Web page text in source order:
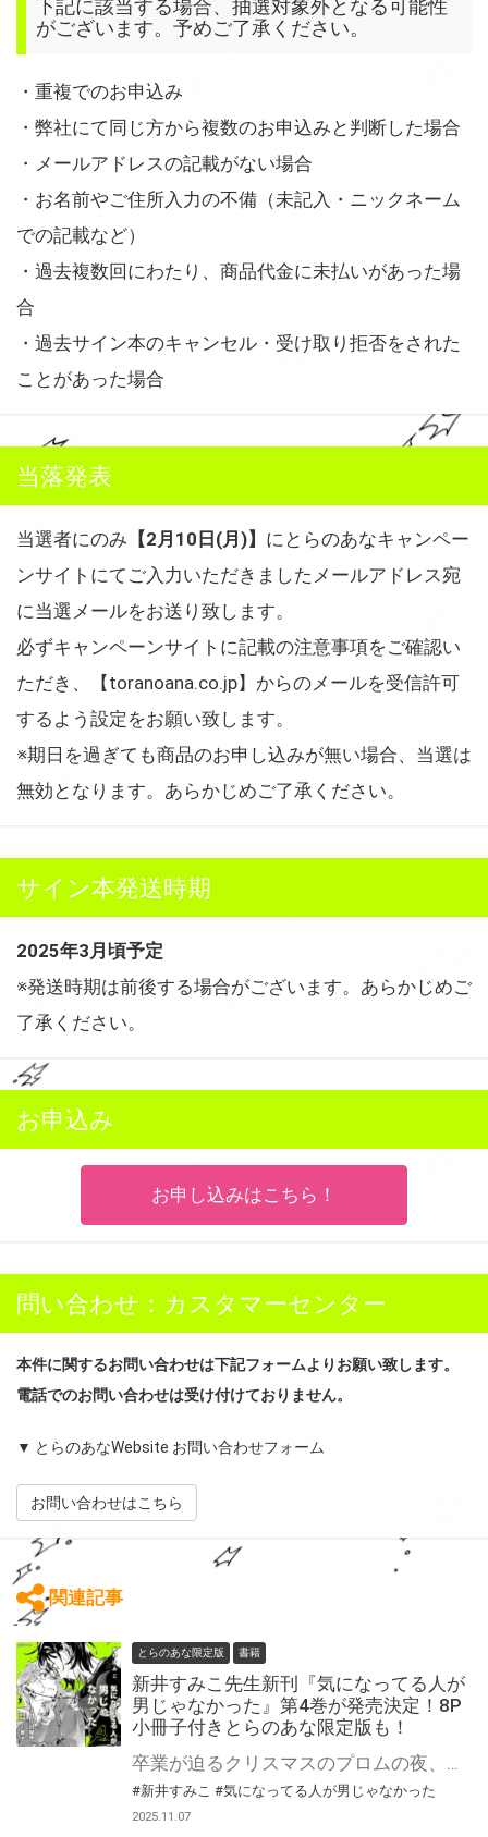
下記に該当する場合、抽選対象外となる可能性
がございます。予めご了承ください。
・重複でのお申込み
・弊社にて同じ方から複数のお申込みと判断した場合
・メールアドレスの記載がない場合
・お名前やご住所入力の不備（未記入・ニックネーム
での記載など）
・過去複数回にわたり、商品代金に未払いがあった場
合
・過去サイン本のキャンセル・受け取り拒否をされた
ことがあった場合
当落発表
当選者にのみ 【2月10日(月)】 にとらのあなキャンペー
ンサイトにてご入力いただきましたメールアドレス宛
に当選メールをお送り致します。
必ずキャンペーンサイトに記載の注意事項をご確認い
ただき、【toranoana.co.jp】からのメールを受信許可
するよう設定をお願い致します。
※期日を過ぎても商品のお申し込みが無い場合、当選は
無効となります。あらかじめご了承ください。
サイン本発送時期
2025年3月頃予定
※発送時期は前後する場合がございます。あらかじめご
了承ください。
お申込み
お申し込みはこちら！
問い合わせ：カスタマーセンター
本件に関するお問い合わせは下記フォームよりお願い致します。
電話でのお問い合わせは受け付けておりません。
▼ とらのあなWebsite お問い合わせフォーム
お問い合わせはこちら
関連記事
とらのあな限定版 書籍
新井すみこ先生新刊『気になってる人が
男じゃなかった』第4巻が発売決定！8P
小冊子付きとらのあな限定版も！
卒業が迫るクリスマスのプロムの夜、ついにふたりの関係性にとって決定的な１歩を踏み出したみつきとあや。 かけがえのない「友達」からその先へ。二人の関係は静かに転がり始める。 しかしその幸福な余韻に浸る間もなく、あやは受験のクライマックスを迎えるが──。 『このマンガがすごい！2024』（宝島社）オンナ編第2位、「次にくるマンガ大賞2023」Webマンガ部門第1位を獲得。 全世界累計140万部突破。アニメ化企画も進行中。 女同士の愛情を描く話題作、卒業と前進の第4巻！ 「友達」から、その先へ。新章開幕──!! 新井すみこ先生『気になってる人が男じゃなかった』第4巻が2月19日発売！ とらのあなでは刊行を記念して描き下ろし8P小冊子付きとらのあな限定版を発売致します！ 店舗・通販にて予約開始！とらのあな限定版は数量限定生産となりますので、お早めにご予約下さい！ ※描き下ろしの内容はとらのあな限定です。他社様の有償特典とは内容は異なります。 さらにサイン本抽選販売フェアも開催決定！ 詳細はこちら！
#新井すみこ #気になってる人が男じゃなかった
2025.11.07